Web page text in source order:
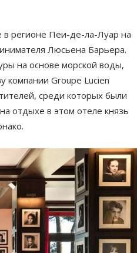
в регионе Пеи-де-ла-Луар на
Люсьена Барьера.
на основе морской воды,
компании Groupe Lucien
среди которых были
отдыхе в этом отеле князь